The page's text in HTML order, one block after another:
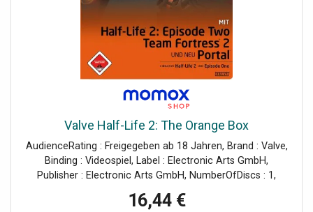
Valve Half-Life 2: The Orange Box
AudienceRating : Freigegeben ab 18 Jahren, Brand : Valve,
Binding : Videospiel, Label : Electronic Arts GmbH,
Publisher : Electronic Arts GmbH, NumberOfDiscs : 1,
Bitte beachten Sie bei USK 18 Spielen folgende wichtige
16,44 €